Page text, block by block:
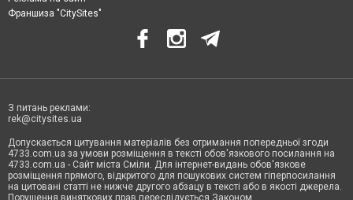
Франшиза "CitySites"
З питань реклами:
rek@citysites.ua
Допускається цитування матеріалів без отримання попередньої згоди
4733.com.ua за умови розміщення в тексті обов'язкового посилання на
4733.com.ua - Сайт міста Сміли. Для інтернет-видань обов'язкове
розміщення прямого, відкритого для пошукових систем гіперпосилання
на цитовані статті не нижче другого абзацу в тексті або в якості джерела.
Порушення виняткових прав переслідується Законом.